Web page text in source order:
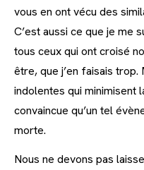
vous en ont vécu des
C’est aussi ce que je me
tous ceux qui ont croisé
être, que j’en faisais
indolentes qui minimisent
convaincue qu’un tel
morte.
Nous ne devons pas